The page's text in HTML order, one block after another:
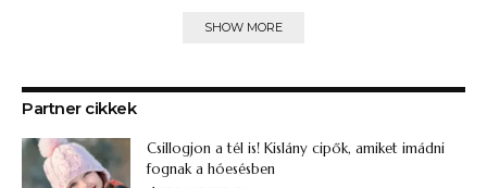
SHOW MORE
Partner cikkek
Csillogjon a tél is! Kislány cipők, amiket imádni
fognak a hóesésben